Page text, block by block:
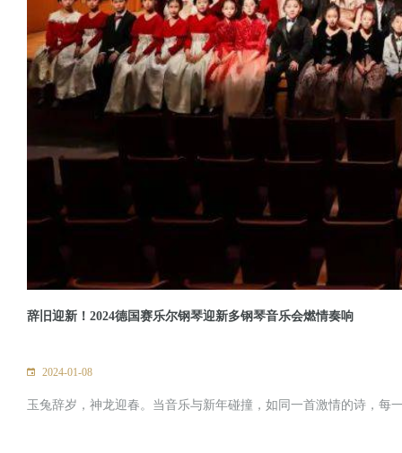
辞旧迎新！2024德国赛乐尔钢琴迎新多钢琴音乐会燃情奏响
2024-01-08
玉兔辞岁，神龙迎春。当音乐与新年碰撞，如同一首激情的诗，每